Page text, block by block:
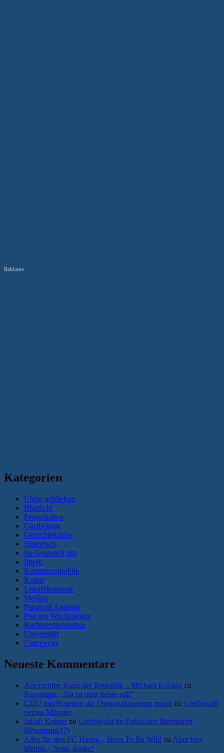
Reklame
Kategorien
Übrig geblieben
Blaulicht
Festgehalten
Gastbeitrag
Gerüchteküche
Historisch
Im Gespräch mit
Intern
Kommunalpolitik
Kultur
Lokalökonomie
Medien
Paranoid Android
Pop am Wochenende
Rechtsextremismus
Universität
Unterwegs
Neueste Kommentare
Am rechten Rand der Republik – Michael Kockot zu
Reportage: „Da ist man lieber still“
CDU macht gegen die Diagonalquerung mobil zu Greifswald
versus Münster
Jakob Krüger zu Greifswald im Fokus der Identitären
Bewegung (?)
Alles für den FC Hansa – Born To Be Wild zu Aber hier
kleben – Nein, danke!